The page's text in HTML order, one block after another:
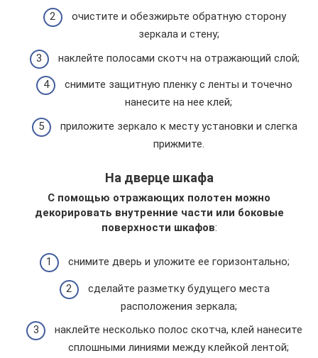
очистите и обезжирьте обратную сторону
зеркала и стену;
наклейте полосами скотч на отражающий слой;
снимите защитную пленку с ленты и точечно
нанесите на нее клей;
приложите зеркало к месту установки и слегка
прижмите.
На дверце шкафа
С помощью отражающих полотен можно
декорировать внутренние части или боковые
поверхности шкафов:
снимите дверь и уложите ее горизонтально;
сделайте разметку будущего места
расположения зеркала;
наклейте несколько полос скотча, клей нанесите
сплошными линиями между клейкой лентой;